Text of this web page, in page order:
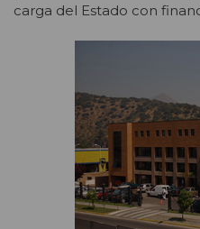
carga del Estado con